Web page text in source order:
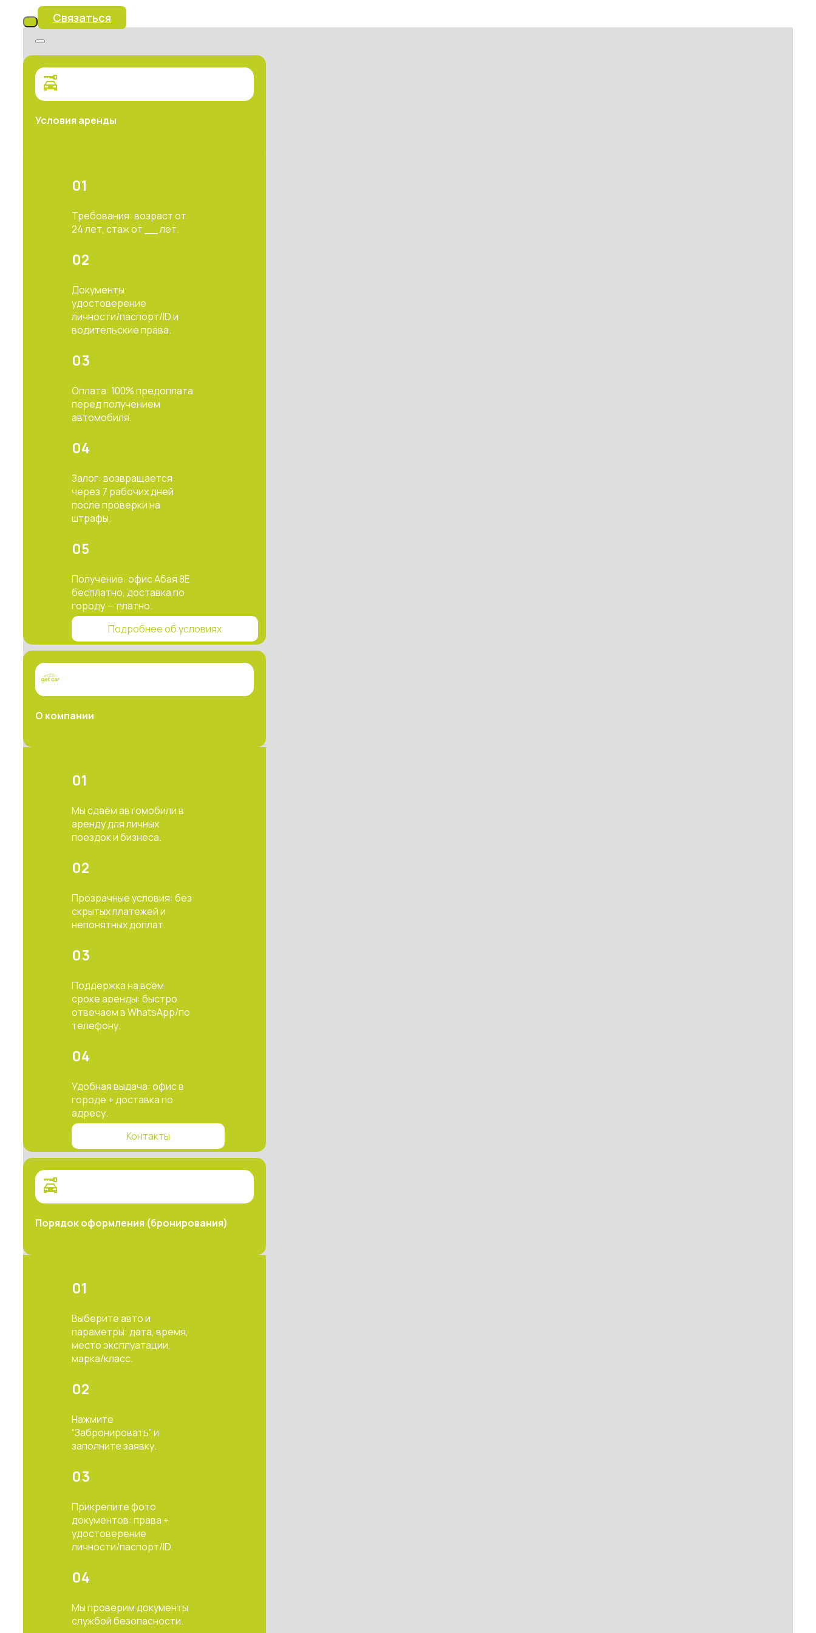
Связаться
Условия аренды
01
Требования: возраст от
24 лет, стаж от __ лет.
02
Документы:
удостоверение
личности/паспорт/ID и
водительские права.
03
Оплата: 100% предоплата
перед получением
автомобиля.
04
Залог: возвращается
через 7 рабочих дней
после проверки на
штрафы.
05
Получение: офис Абая 8Е
бесплатно, доставка по
городу — платно.
Подробнее об условиях
О компании
01
Мы сдаём автомобили в
аренду для личных
поездок и бизнеса.
02
Прозрачные условия: без
скрытых платежей и
непонятных доплат.
03
Поддержка на всём
сроке аренды: быстро
отвечаем в WhatsApp/по
телефону.
04
Удобная выдача: офис в
городе + доставка по
адресу.
Контакты
Порядок оформления (бронирования)
01
Выберите авто и
параметры: дата, время,
место эксплуатации,
марка/класс.
02
Нажмите
“Забронировать” и
заполните заявку.
03
Прикрепите фото
документов: права +
удостоверение
личности/паспорт/ID.
04
Мы проверим документы
службой безопасности.